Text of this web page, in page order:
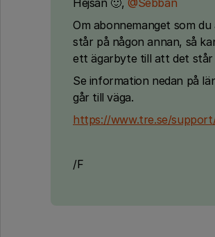
Hejsan 🙂, @Sebban
Om abonnemanget som du
står på någon annan, så
ett ägarbyte till att det står
Se information nedan på
går till väga.
https://www.tre.se/
/F